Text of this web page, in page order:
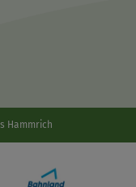
Hammrich